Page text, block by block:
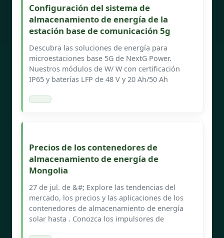
Configuración del sistema de
almacenamiento de energía de la
estación base de comunicación 5g
Descubra las soluciones de energía para
microestaciones base 5G de NextG Power.
Nuestros módulos de W/ W con certificación
IP65 y baterías LFP de 48 V y 20 Ah/50 Ah
Precios de los contenedores de
almacenamiento de energía de
Mongolia
27 de jul. de &#; Explore las tendencias del
mercado, los precios y las aplicaciones de los
contenedores de almacenamiento de energía
solar hasta . Conozca los impulsores de